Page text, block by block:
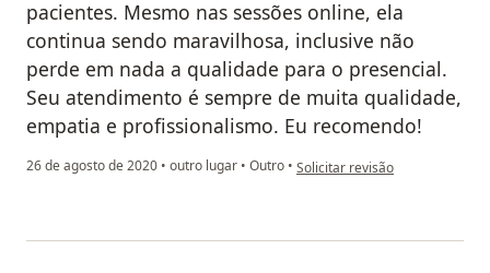
pacientes. Mesmo nas sessões online, ela
continua sendo maravilhosa, inclusive não
perde em nada a qualidade para o presencial.
Seu atendimento é sempre de muita qualidade,
empatia e profissionalismo. Eu recomendo!
26 de agosto de 2020 • outro lugar • Outro • na opinião do utilizador Anna
Solicitar revisão